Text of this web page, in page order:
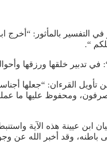
التفسير بالمأثور: “أخرج
“.
في تدبير خلقها ورزقها
تأويل القرءان: “جعلها
، ومحفوظ عليها ما
ابن عيينة هذه الآية
باطنه، وقد أخبر الله عن